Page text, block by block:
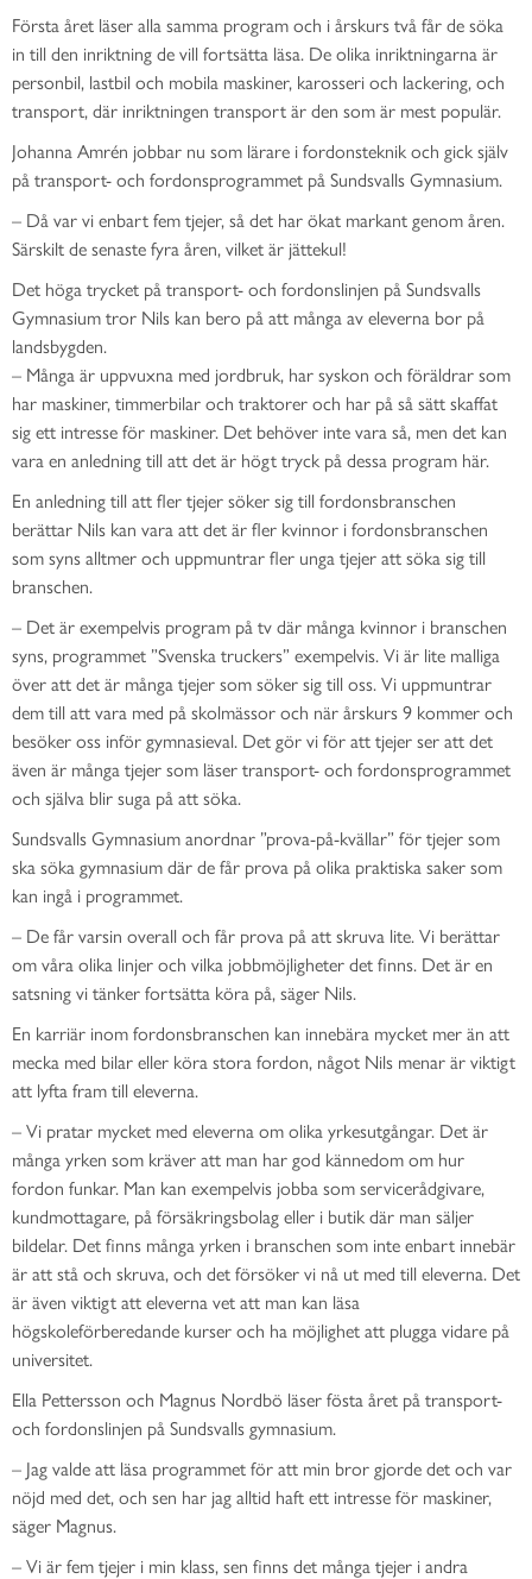
Första året läser alla samma program och i årskurs två får de söka
in till den inriktning de vill fortsätta läsa. De olika inriktningarna är
personbil, lastbil och mobila maskiner, karosseri och lackering, och
transport, där inriktningen transport är den som är mest populär.
Johanna Amrén jobbar nu som lärare i fordonsteknik och gick själv
på transport- och fordonsprogrammet på Sundsvalls Gymnasium.
– Då var vi enbart fem tjejer, så det har ökat markant genom åren.
Särskilt de senaste fyra åren, vilket är jättekul!
Det höga trycket på transport- och fordonslinjen på Sundsvalls
Gymnasium tror Nils kan bero på att många av eleverna bor på
landsbygden.
– Många är uppvuxna med jordbruk, har syskon och föräldrar som
har maskiner, timmerbilar och traktorer och har på så sätt skaffat
sig ett intresse för maskiner. Det behöver inte vara så, men det kan
vara en anledning till att det är högt tryck på dessa program här.
En anledning till att fler tjejer söker sig till fordonsbranschen
berättar Nils kan vara att det är fler kvinnor i fordonsbranschen
som syns alltmer och uppmuntrar fler unga tjejer att söka sig till
branschen.
– Det är exempelvis program på tv där många kvinnor i branschen
syns, programmet ”Svenska truckers” exempelvis. Vi är lite malliga
över att det är många tjejer som söker sig till oss. Vi uppmuntrar
dem till att vara med på skolmässor och när årskurs 9 kommer och
besöker oss inför gymnasieval. Det gör vi för att tjejer ser att det
även är många tjejer som läser transport- och fordonsprogrammet
och själva blir suga på att söka.
Sundsvalls Gymnasium anordnar ”prova-på-kvällar” för tjejer som
ska söka gymnasium där de får prova på olika praktiska saker som
kan ingå i programmet.
– De får varsin overall och får prova på att skruva lite. Vi berättar
om våra olika linjer och vilka jobbmöjligheter det finns. Det är en
satsning vi tänker fortsätta köra på, säger Nils.
En karriär inom fordonsbranschen kan innebära mycket mer än att
mecka med bilar eller köra stora fordon, något Nils menar är viktigt
att lyfta fram till eleverna.
–Vi pratar mycket med eleverna om olika yrkesutgångar. Det är
många yrken som kräver att man har god kännedom om hur
fordon funkar. Man kan exempelvis jobba som servicerådgivare,
kundmottagare, på försäkringsbolag eller i butik där man säljer
bildelar. Det finns många yrken i branschen som inte enbart innebär
är att stå och skruva, och det försöker vi nå ut med till eleverna. Det
är även viktigt att eleverna vet att man kan läsa
högskoleförberedande kurser och ha möjlighet att plugga vidare på
universitet.
Ella Pettersson och Magnus Nordbö läser fösta året på transport-
och fordonslinjen på Sundsvalls gymnasium.
– Jag valde att läsa programmet för att min bror gjorde det och var
nöjd med det, och sen har jag alltid haft ett intresse för maskiner,
säger Magnus.
–Vi är fem tjejer i min klass, sen finns det många tjejer i andra